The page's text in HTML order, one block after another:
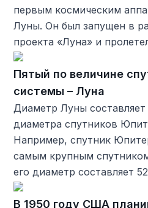
первым космическим
Луны. Он был запущен в
проекта «Луна» и
Пятый по величине
системы – Луна
Диаметр Луны
диаметра спутников
Например, спутник
самым крупным
его диаметр составляет
В 1950 году США